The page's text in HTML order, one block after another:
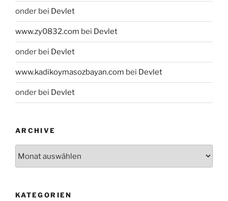
onder bei Devlet
www.zy0832.com bei Devlet
onder bei Devlet
www.kadikoymasozbayan.com bei Devlet
onder bei Devlet
ARCHIVE
KATEGORIEN